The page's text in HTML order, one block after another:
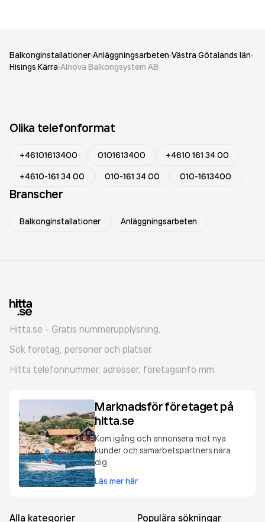
Balkonginstallationer Anläggningsarbeten Västra Götalands län
Hisings Kärra Alnova Balkongsystem AB
Olika telefonformat
+46101613400 0101613400
+4610 161 34 00
+4610-161 34 00
010-161 34 00 010-1613400
Branscher
Balkonginstallationer Anläggningsarbeten
Hitta.se - Gratis nummerupplysning.
Sök företag, personer och platser.
Hitta telefonnummer, adresser, företagsinfo mm.
Marknadsför företaget på
hitta.se
Kom igång och annonsera mot nya
kunder och samarbetspartners nära
dig.
Läs mer här
Alla kategorier Populära sökningar